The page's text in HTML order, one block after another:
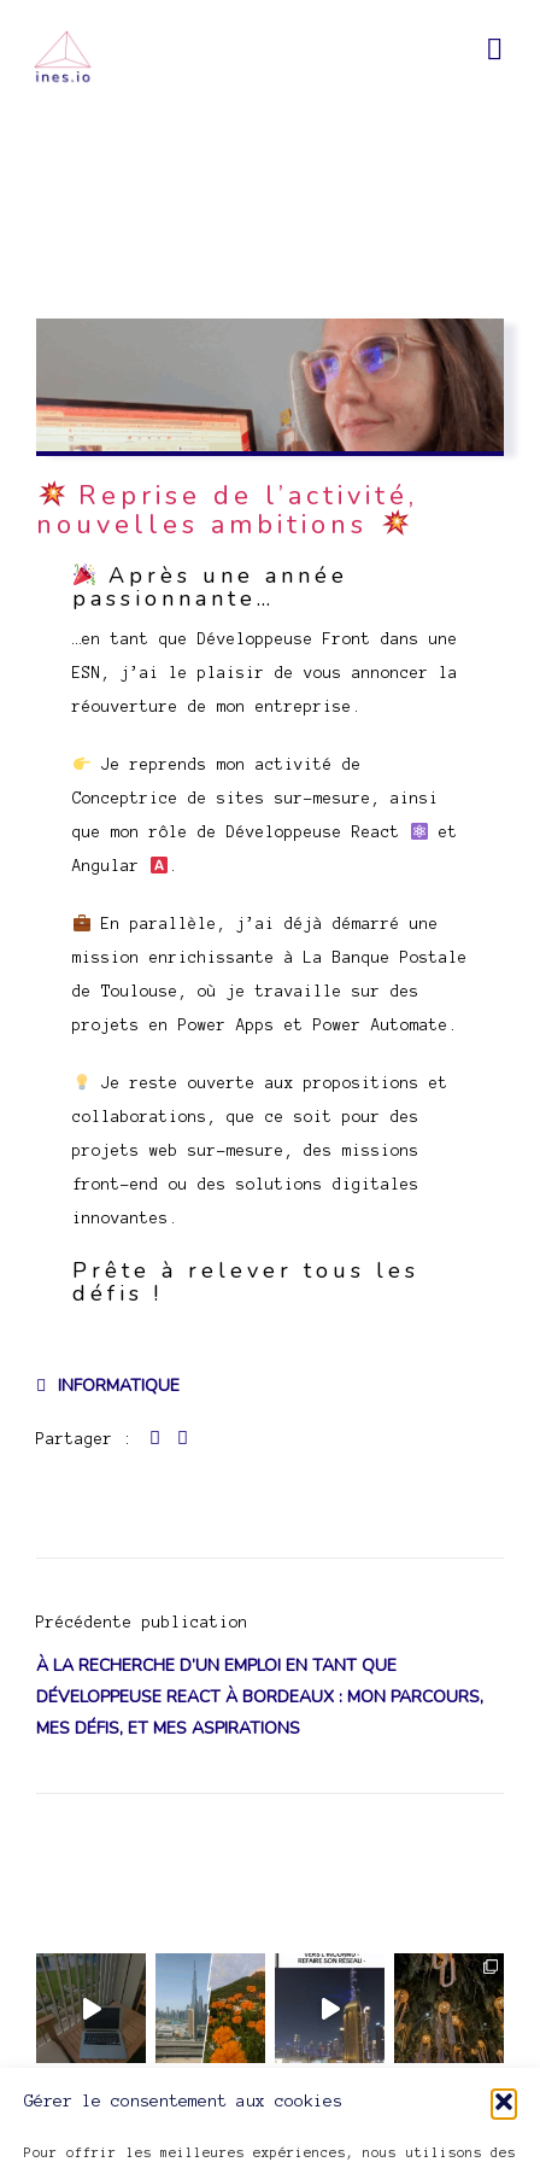
Gérer le consentement aux cookies
Pour offrir les meilleures expériences, nous utilisons des
Reprise de l’activité,
nouvelles ambitions
Après une année
passionnante…
…en tant que Développeuse Front dans une
ESN, j’ai le plaisir de vous annoncer la
réouverture de mon entreprise.
Je reprends mon activité de
Conceptrice de sites sur-mesure, ainsi
que mon rôle de Développeuse React
et
Angular
.
En parallèle, j’ai déjà démarré une
mission enrichissante à La Banque Postale
de Toulouse, où je travaille sur des
projets en Power Apps et Power Automate.
Je reste ouverte aux propositions et
collaborations, que ce soit pour des
projets web sur-mesure, des missions
front-end ou des solutions digitales
innovantes.
Prête à relever tous les
défis !
INFORMATIQUE
Partager :
Navigation
de
l’article
Précédente publication
À LA RECHERCHE D’UN EMPLOI EN TANT QUE
DÉVELOPPEUSE REACT À BORDEAUX : MON PARCOURS,
MES DÉFIS, ET MES ASPIRATIONS
ME SUIVRE SUR INSTAGRAM